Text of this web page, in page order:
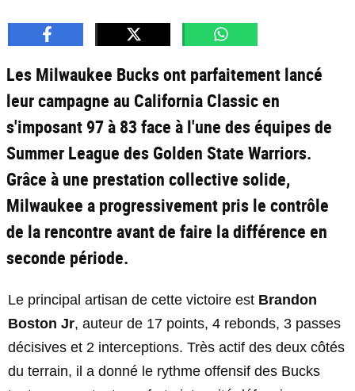
Les Milwaukee Bucks ont parfaitement lancé
leur campagne au California Classic en
s'imposant 97 à 83 face à l'une des équipes de
Summer League des Golden State Warriors.
Grâce à une prestation collective solide,
Milwaukee a progressivement pris le contrôle
de la rencontre avant de faire la différence en
seconde période.
Le principal artisan de cette victoire est Brandon
Boston Jr, auteur de 17 points, 4 rebonds, 3 passes
décisives et 2 interceptions. Très actif des deux côtés
du terrain, il a donné le rythme offensif des Bucks